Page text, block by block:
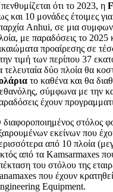
ότι το 2023, η
και 10 μονάδες έτοιμες
Anhui, σε μια
με παραδόσεις το 2025
προαίρεσης σε
τιμή των περίπου 37
τελευταία δύο πλοία θα
το καθένα και θα
σύμφωνα με την
έχουν
στόλος
εκείνων που
από 10 πλοία
από τα Kamsarmaxes
του στόλου της
που έχουν
Equipment.